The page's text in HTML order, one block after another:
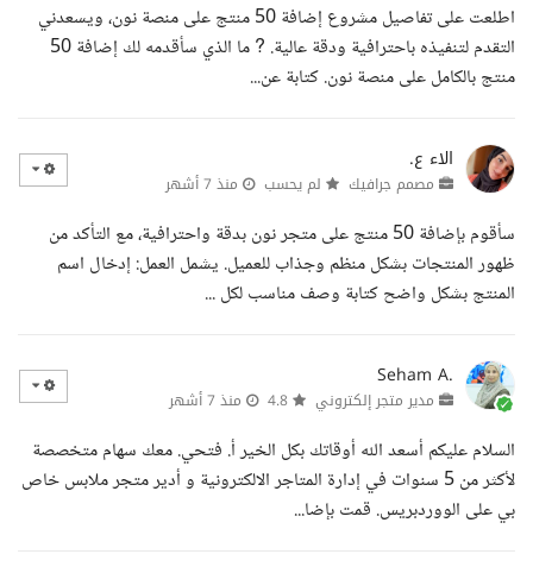
اطلعت على تفاصيل مشروع إضافة 50 منتج على منصة نون، ويسعدني
التقدم لتنفيذه باحترافية ودقة عالية. ? ما الذي سأقدمه لك إضافة 50
منتج بالكامل على منصة نون. كتابة عن...
الاء ع.
مصمم جرافيك لم يحسب منذ 7 أشهر
سأقوم بإضافة 50 منتج على متجر نون بدقة واحترافية، مع التأكد من
ظهور المنتجات بشكل منظم وجذاب للعميل. يشمل العمل: إدخال اسم
المنتج بشكل واضح كتابة وصف مناسب لكل ...
Seham A.
مدير متجر إلكتروني منذ 7 أشهر
السلام عليكم أسعد الله أوقاتك بكل الخير أ. فتحي. معك سهام متخصصة
لأكثر من 5 سنوات في إدارة المتاجر الالكترونية و أدير متجر ملابس خاص
بي على الووردبريس. قمت بإضا...